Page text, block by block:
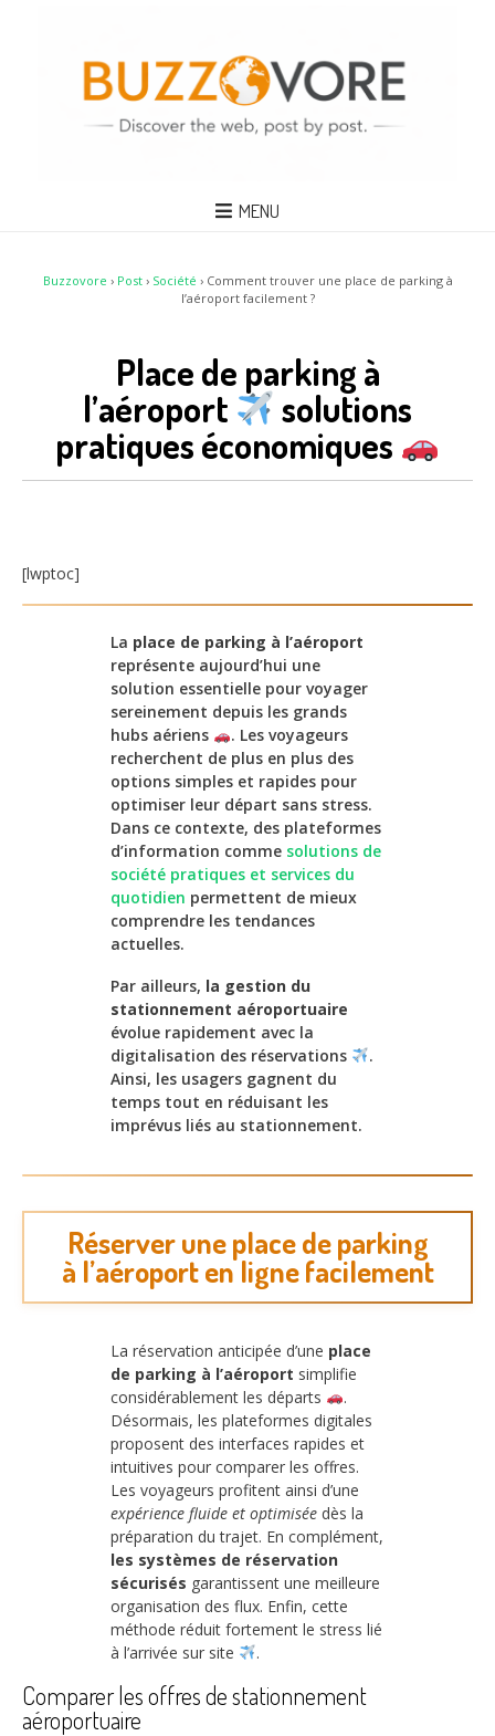
MENU
Buzzovore › Post› Société › Comment trouver une place de parking à
l’aéroport facilement ?
Place de parking à
l’aéroport
solutions
pratiques économiques
[lwptoc]
La place de parking à l’aéroport
représente aujourd’hui une
solution essentielle pour voyager
sereinement depuis les grands
hubs aériens
. Les voyageurs
recherchent de plus en plus des
options simples et rapides pour
optimiser leur départ sans stress.
Dans ce contexte, des plateformes
d’information comme solutions de
société pratiques et services du
quotidien permettent de mieux
comprendre les tendances
actuelles.
Par ailleurs, la gestion du
stationnement aéroportuaire
évolue rapidement avec la
digitalisation des réservations
.
Ainsi, les usagers gagnent du
temps tout en réduisant les
imprévus liés au stationnement.
Réserver une place de parking
à l’aéroport en ligne facilement
La réservation anticipée d’une place
de parking à l’aéroport simplifie
considérablement les départs
.
Désormais, les plateformes digitales
proposent des interfaces rapides et
intuitives pour comparer les offres.
Les voyageurs profitent ainsi d’une
expérience fluide et optimisée dès la
préparation du trajet. En complément,
les systèmes de réservation
sécurisés garantissent une meilleure
organisation des flux. Enfin, cette
méthode réduit fortement le stress lié
à l’arrivée sur site
.
Comparer les offres de stationnement
aéroportuaire